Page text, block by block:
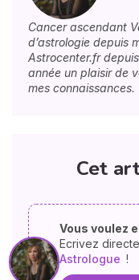
Cancer ascendant
d’astrologie depuis
Astrocenter.fr
année un plaisir de
mes connaissances.
Cet
Vous voulez
Ecrivez
Astrologue !